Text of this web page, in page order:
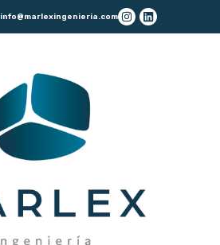
info@marlexingenieria.com